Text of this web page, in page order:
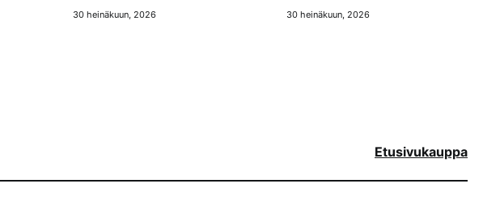
30 heinäkuun, 2026 30 heinäkuun, 2026
Etusivukauppa